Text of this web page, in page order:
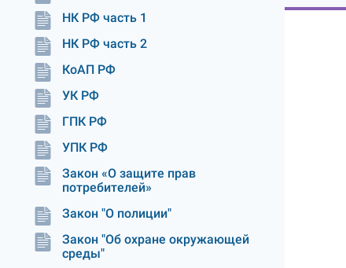
НК РФ часть 1
НК РФ часть 2
КоАП РФ
УК РФ
ГПК РФ
УПК РФ
Закон «О защите прав
потребителей»
Закон "О полиции"
Закон "Об охране окружающей
среды"